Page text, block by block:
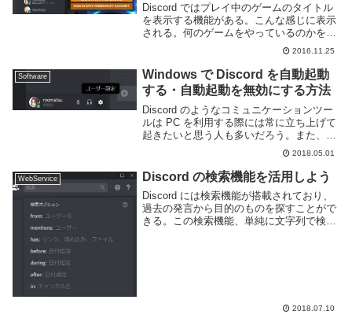
Discord ではプレイ中のゲームのタイトル
を表示する機能がある。こんな感じに表示
される。何のゲームをやっているのかを
一々発言せずに知らせる事ができる為、複
数のゲームを並行してやるようなグループ
に向いた機能だ。この機能、デフォルトで
有効に...
2016.11.25
Software
Windows で Discord を自動起動
する・自動起動を無効にする方法
Discord のようなコミュニケーションツー
ルは PC を利用する際には常に立ち上げて
起きたいと思う人も多いだろう。また、そ
れとは逆に必要な時だけ起動したいという
需要もある。このページでは Windows PC
で Discord の自動...
2018.05.01
WebService Discord の検索機能を活用しよう
Discord には検索機能が搭載されており、
過去の発言から目的のものを探すことがで
きる。この検索機能、単純に文字列で検索
2018.07.10